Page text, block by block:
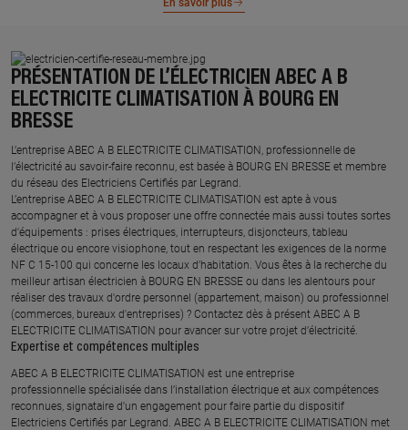
PRÉSENTATION DE L’ÉLECTRICIEN ABEC A B
ELECTRICITE CLIMATISATION À BOURG EN
BRESSE
L’entreprise ABEC A B ELECTRICITE CLIMATISATION, professionnelle de
l’électricité au savoir-faire reconnu, est basée à BOURG EN BRESSE et membre
du réseau des Electriciens Certifiés par Legrand.​
L’entreprise ABEC A B ELECTRICITE CLIMATISATION est apte à vous
accompagner et à vous proposer une offre connectée mais aussi toutes sortes
d'équipements : prises électriques, interrupteurs, disjoncteurs, tableau
électrique ou encore visiophone, tout en respectant les exigences de la norme
NF C 15-100 qui concerne les locaux d’habitation. Vous êtes à la recherche du
meilleur artisan électricien à BOURG EN BRESSE ou dans les alentours pour
réaliser des travaux d'ordre personnel (appartement, maison) ou professionnel
(commerces, bureaux d'entreprises) ? Contactez dès à présent ABEC A B
ELECTRICITE CLIMATISATION pour avancer sur votre projet d’électricité.
Expertise et compétences multiples​
​ABEC A B ELECTRICITE CLIMATISATION est une entreprise
professionnelle spécialisée dans l’installation électrique et aux compétences
reconnues, ​signataire d'un engagement pour faire partie du dispositif
Electriciens Certifiés par Legrand​. ABEC A B ELECTRICITE CLIMATISATION met